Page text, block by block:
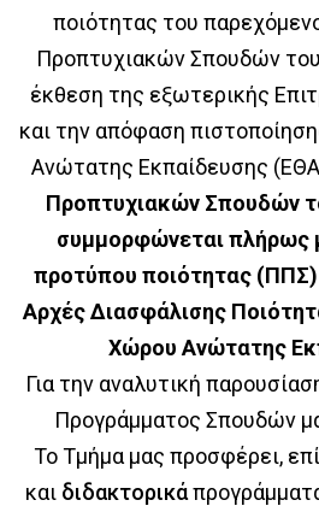
ποιότητας του
Προπτυχιακών Σπουδών
έκθεση της εξωτερικής
και την απόφαση
Ανώτατης Εκπαίδευσης
Προπτυχιακών Σπουδών
συμμορφώνεται πλήρως
προτύπου ποιότητας (ΠΠΣ)
Αρχές Διασφάλισης
Χώρου Ανώτατης
Για την αναλυτική
Προγράμματος Σπουδών
Το Τμήμα μας προσφέρει,
και διδακτορικά